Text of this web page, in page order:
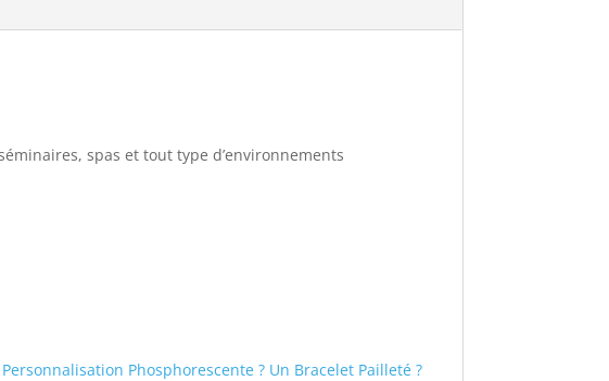
spas et tout type d’environnements
Phosphorescente ? Un Bracelet Pailleté ?